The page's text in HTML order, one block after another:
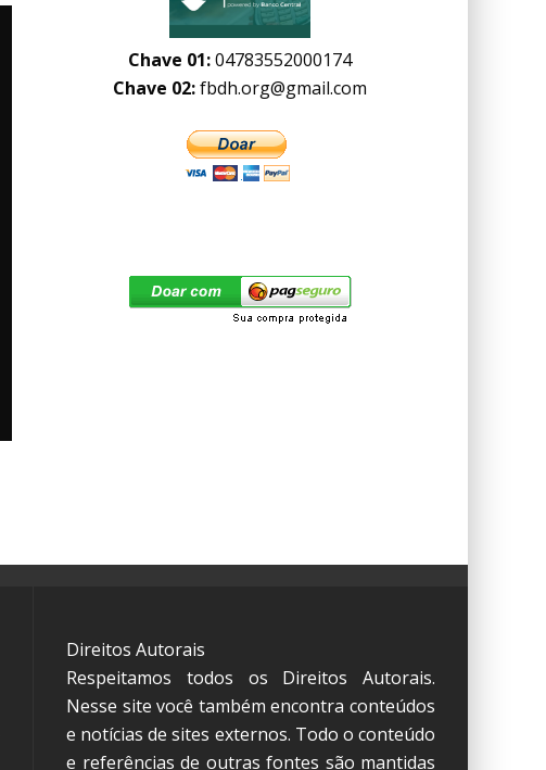
Chave 01:04783552000174
Chave 02:fbdh.org@gmail.com
Direitos Autorais
Respeitamos todos os Direitos Autorais.
Nesse site você também encontra conteúdos
e notícias de sites externos. Todo o conteúdo
e referências de outras fontes são mantidas